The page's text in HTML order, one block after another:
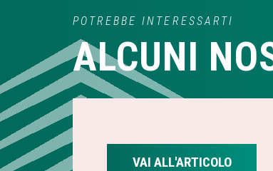
POTREBBE INTERESSARTI
ALCUNI
VAI ALL'ARTICOLO